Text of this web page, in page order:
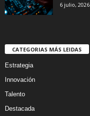
6 julio, 2026
CATEGORIAS MÁS LEIDAS
Estrategia
Innovación
Talento
Destacada